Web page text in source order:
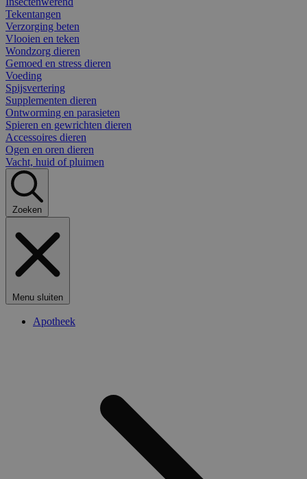
Tekentangen
Verzorging beten
Vlooien en teken
Wondzorg dieren
Gemoed en stress dieren
Voeding
Spijsvertering
Supplementen dieren
Ontworming en parasieten
Spieren en gewrichten dieren
Accessoires dieren
Ogen en oren dieren
Vacht, huid of pluimen
Zoeken
Menu sluiten
Apotheek